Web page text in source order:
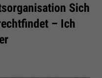
Sich
– Ich